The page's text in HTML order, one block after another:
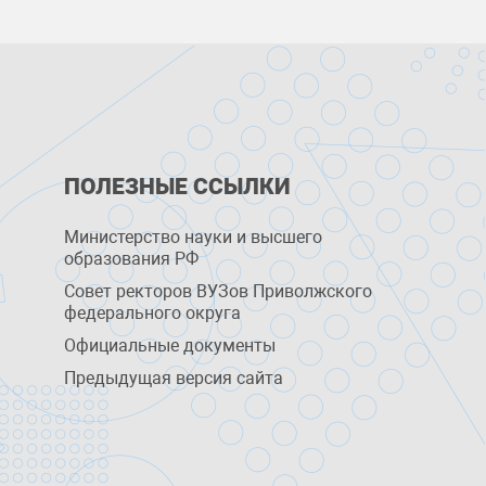
ПОЛЕЗНЫЕ ССЫЛКИ
Министерство науки и высшего
образования РФ
Совет ректоров ВУЗов Приволжского
федерального округа
Официальные документы
Предыдущая версия сайта